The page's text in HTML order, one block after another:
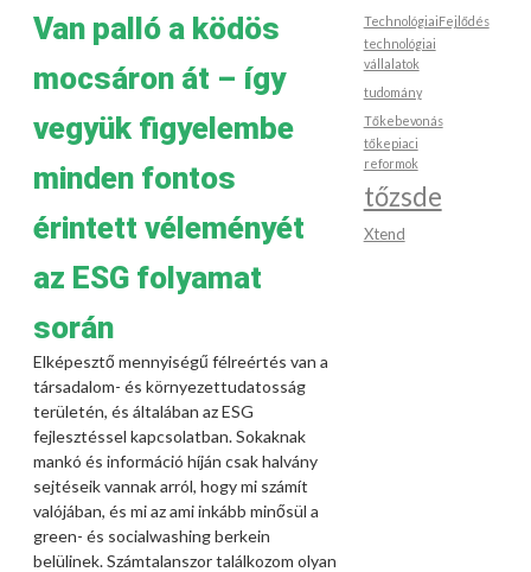
Van palló a ködös
mocsáron át – így
vegyük figyelembe
minden fontos
érintett véleményét
az ESG folyamat
során
Elképesztő mennyiségű félreértés van a
társadalom- és környezettudatosság
területén, és általában az ESG
fejlesztéssel kapcsolatban. Sokaknak
mankó és információ híján csak halvány
sejtéseik vannak arról, hogy mi számít
valójában, és mi az ami inkább minősül a
green- és socialwashing berkein
belülinek. Számtalanszor találkozom olyan
TechnológiaiFejlődés
technológiai
vállalatok
tudomány
Tőkebevonás
tőkepiaci
reformok
tőzsde
Xtend